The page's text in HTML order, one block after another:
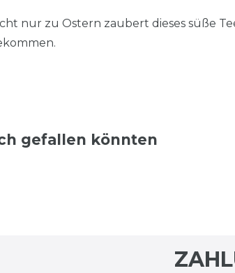
nur zu Ostern zaubert dieses süße
gefallen könnten